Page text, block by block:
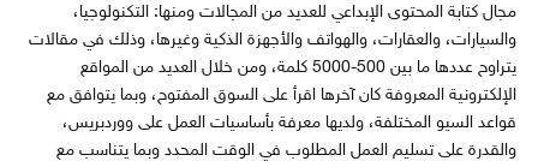
مجال كتابة المحتوى الإبداعي للعديد من المجالات ومنها: التكنولوجيا،
والسيارات، والعقارات، والهواتف والأجهزة الذكية وغيرها، وذلك في مقالات
يتراوح عددها ما بين 500-5000 كلمة، ومن خلال العديد من المواقع
الإلكترونية المعروفة كان آخرها اقرأ على السوق المفتوح، وبما يتوافق مع
قواعد السيو المختلفة، ولديها معرفة بأساسيات العمل على ووردبريس،
والقدرة على تسليم العمل المطلوب في الوقت المحدد وبما يتناسب مع